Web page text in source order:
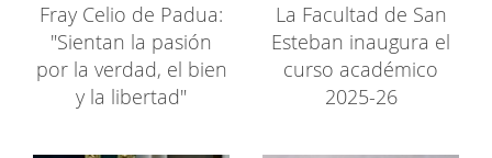
Fray Celio de Padua:
"Sientan la pasión
por la verdad, el bien
y la libertad"
La Facultad de San
Esteban inaugura el
curso académico
2025-26